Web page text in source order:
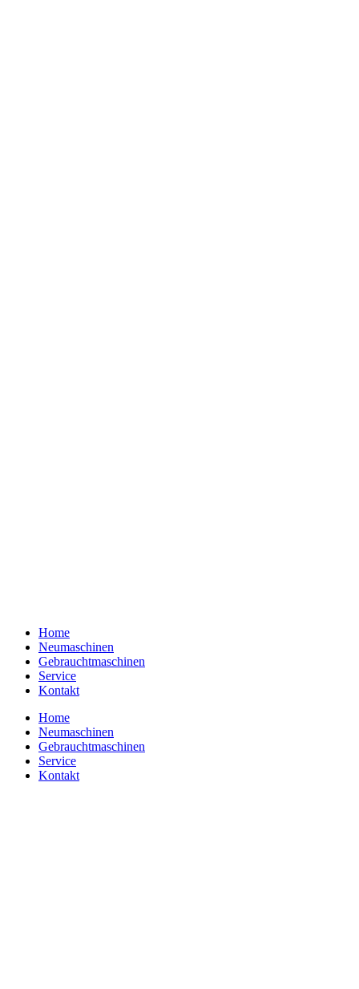
Home
Neumaschinen
Gebrauchtmaschinen
Service
Kontakt
Home
Neumaschinen
Gebrauchtmaschinen
Service
Kontakt